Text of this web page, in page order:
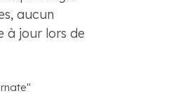
aucun
à jour lors de